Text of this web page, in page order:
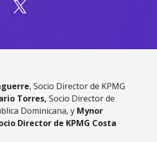
, Socio Director de KPMG
Torres, Socio Director de
Dominicana, y Mynor
Director de KPMG Costa